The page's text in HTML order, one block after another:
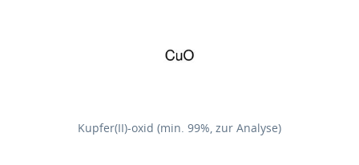
Kupfer(II)-oxid (min. 99%, zur Analyse)